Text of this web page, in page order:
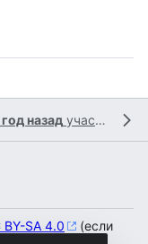
назад участником
BY-SA 4.0
(если